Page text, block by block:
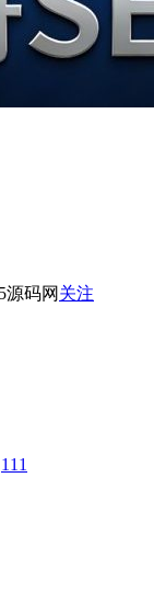
关注
111